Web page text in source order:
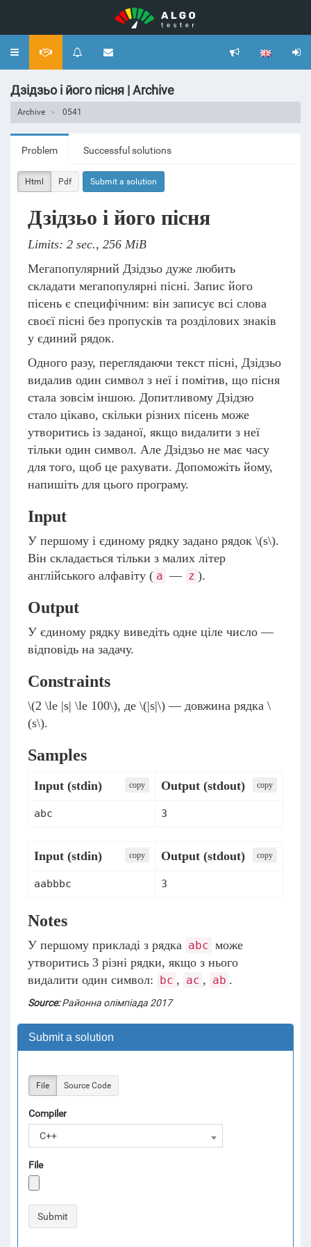
Toggle
Дзідзьо і його пісня | Archive
Archive 0541
Problem Successful solutions
Html Pdf Submit a solution
Дзідзьо і його пісня
Limits: 2 sec., 256 MiB
Мегапопулярний Дзідзьо дуже любить
складати мегапопулярні пісні. Запис його
пісень є специфічним: він записує всі слова
своєї пісні без пропусків та розділових знаків
у єдиний рядок.
Одного разу, переглядаючи текст пісні, Дзідзьо
видалив один символ з неї і помітив, що пісня
стала зовсім іншою. Допитливому Дзідзю
стало цікаво, скільки різних пісень може
утворитись із заданої, якщо видалити з неї
тільки один символ. Але Дзідзьо не має часу
для того, щоб це рахувати. Допоможіть йому,
напишіть для цього програму.
Input
У першому і єдиному рядку задано рядок \(s\).
Він складається тільки з малих літер
англійського алфавіту ( a — z ).
Output
У єдиному рядку виведіть одне ціле число —
відповідь на задачу.
Constraints
\(2 \le |s| \le 100\), де \(|s|\) — довжина рядка \
(s\).
Samples
Input (stdin) сopy Output (stdout) сopy
abc 3
Input (stdin) сopy Output (stdout) сopy
aabbbc 3
Notes
У першому прикладі з рядка abc може
утворитись 3 різні рядки, якщо з нього
видалити один символ: bc , ac , ab .
Source:Районна олімпіада 2017
Submit a solution
File Source Code
Compiler
C++
File